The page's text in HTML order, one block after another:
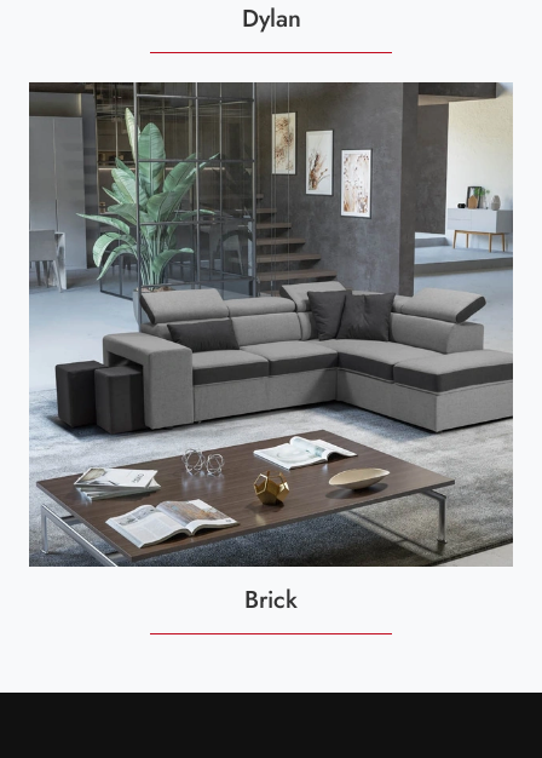
Dylan
Brick